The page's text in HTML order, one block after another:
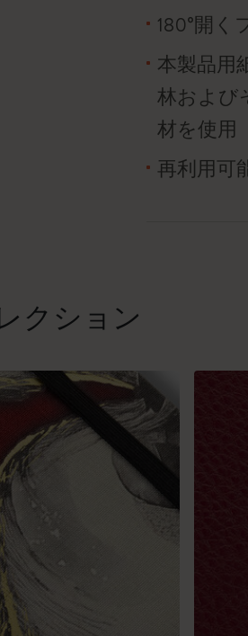
180°開く
本製品用
林および
材を使用
再利用可
クション